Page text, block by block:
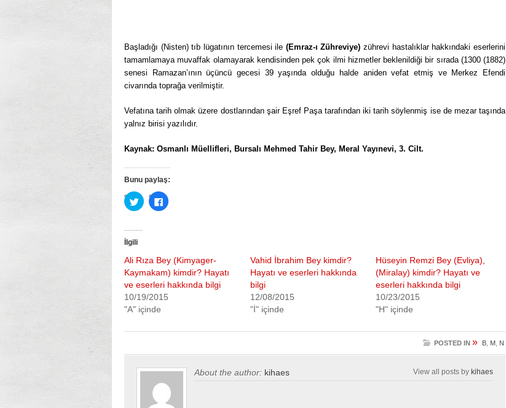
Başladığı (Nisten) tıb lügatının tercemesi ile (Emraz-ı Zühreviye) zührevi hastalıklar hakkındaki eserlerini
tamamlamaya muvaffak olamayarak kendisinden pek çok ilmi hizmetler beklenildiği bir sırada (1300 (1882)
senesi Ramazan’ının üçüncü gecesi 39 yaşında olduğu halde aniden vefat etmiş ve Merkez Efendi
civarında toprağa verilmiştir.
Vefatına tarih olmak üzere dostlarından şair Eşref Paşa tarafından iki tarih söylenmiş ise de mezar taşında
yalnız birisi yazılıdır.
Kaynak: Osmanlı Müellifleri, Bursalı Mehmed Tahir Bey, Meral Yayınevi, 3. Cilt.
Bunu paylaş:
Twitter
üzerinde
paylaşmak
tıklayın
Facebook’ta
paylaşmak
İlgili
Ali Rıza Bey (Kimyager-
Kaymakam) kimdir? Hayatı
ve eserleri hakkında bilgi
10/19/2015
"A" içinde
Vahid İbrahim Bey kimdir?
Hayatı ve eserleri hakkında
bilgi
12/08/2015
"İ" içinde
Hüseyin Remzi Bey (Evliya),
(Miralay) kimdir? Hayatı ve
eserleri hakkında bilgi
10/23/2015
"H" içinde
POSTED IN » B M N
About the author: kihaes View all posts by kihaes